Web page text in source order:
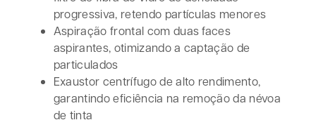
progressiva, retendo partículas menores
Aspiração frontal com duas faces
aspirantes, otimizando a captação de
particulados
Exaustor centrífugo de alto rendimento,
garantindo eficiência na remoção da névoa
de tinta